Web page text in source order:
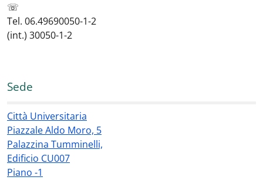
☏
Tel. 06.49690050-1-2
(int.) 30050-1-2
Sede
Città Universitaria
Piazzale Aldo Moro, 5
Palazzina Tumminelli,
Edificio CU007
Piano -1